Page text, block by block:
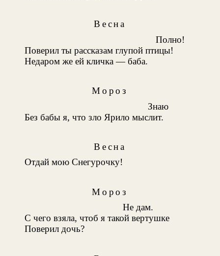
Весна
Полно!
Поверил ты рассказам глупой птицы!
Недаром же ей кличка — баба.
Мороз
Знаю
Без бабы я, что зло Ярило мыслит.
Весна
Отдай мою Снегурочку!
Мороз
Не дам.
С чего взяла, чтоб я такой вертушке
Поверил дочь?